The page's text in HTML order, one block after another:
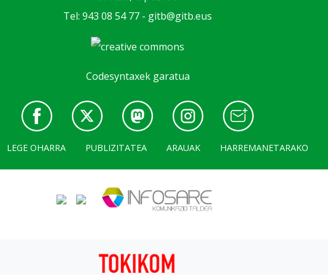
Tel: 943 08 54 77 - gitb@gitb.eus
Codesyntaxek garatua
LEGE OHARRA PUBLIZITATEA ARAUAK HARREMANETARAKO